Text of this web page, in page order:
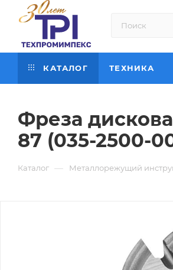
КАТАЛОГ ТЕХНИКА
Фреза
87 (035-2500-
Каталог — Металлорежущий